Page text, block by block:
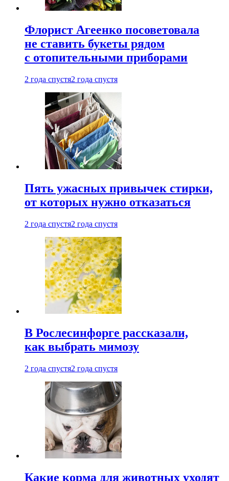
Флорист Агеенко посоветовала
не ставить букеты рядом
с отопительными приборами
2 года спустя2 года спустя
Пять ужасных привычек стирки,
от которых нужно отказаться
2 года спустя2 года спустя
В Рослесинфорге рассказали,
как выбрать мимозу
2 года спустя2 года спустя
Какие корма для животных уходят